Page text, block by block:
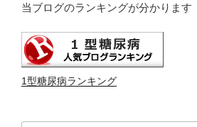
当ブログのランキングが分かります
1型糖尿病ランキング